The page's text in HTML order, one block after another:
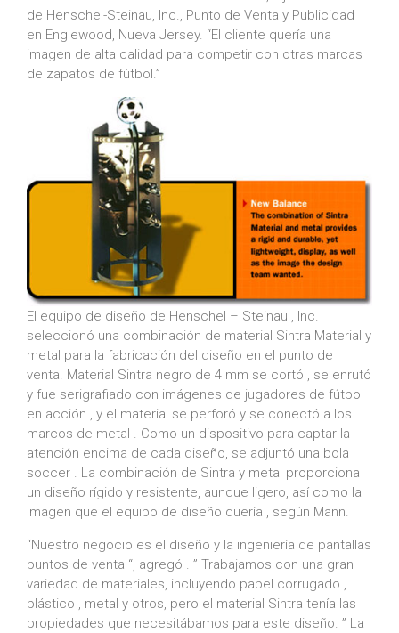
de Henschel-Steinau, Inc., Punto de Venta y Publicidad
en Englewood, Nueva Jersey. “El cliente quería una
imagen de alta calidad para competir con otras marcas
de zapatos de fútbol.”
El equipo de diseño de Henschel – Steinau , Inc.
seleccionó una combinación de material Sintra Material y
metal para la fabricación del diseño en el punto de
venta. Material Sintra negro de 4 mm se cortó , se enrutó
y fue serigrafiado con imágenes de jugadores de fútbol
en acción , y el material se perforó y se conectó a los
marcos de metal . Como un dispositivo para captar la
atención encima de cada diseño, se adjuntó una bola
soccer . La combinación de Sintra y metal proporciona
un diseño rígido y resistente, aunque ligero, así como la
imagen que el equipo de diseño quería , según Mann.
“Nuestro negocio es el diseño y la ingeniería de pantallas
puntos de venta “, agregó . ” Trabajamos con una gran
variedad de materiales, incluyendo papel corrugado ,
plástico , metal y otros, pero el material Sintra tenía las
propiedades que necesitábamos para este diseño. ” La